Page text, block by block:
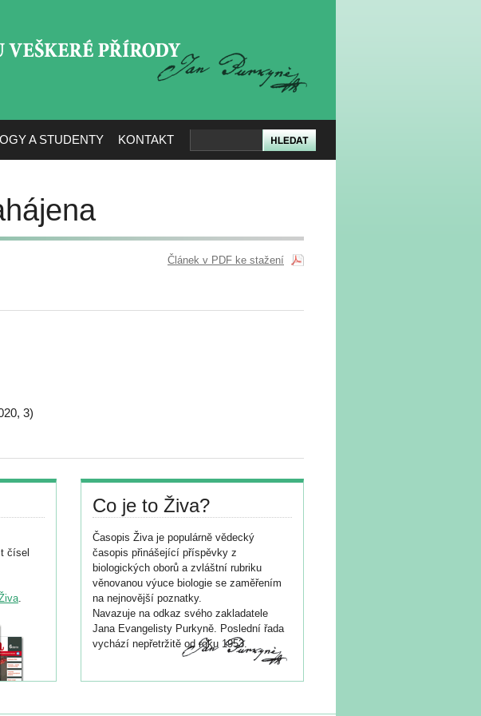
A STUDENTY KONTAKT
Článek v PDF ke stažení
3)
čísel
.
Co je to Živa?
Časopis Živa je populárně vědecký
časopis přinášející příspěvky z
biologických oborů a zvláštní rubriku
věnovanou výuce biologie se zaměřením
na nejnovější poznatky.
Navazuje na odkaz svého zakladatele
Jana Evangelisty Purkyně. Poslední řada
vychází nepřetržitě od roku 1953.